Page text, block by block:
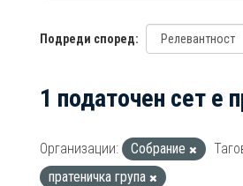
Подреди според
1 податочен сет е
Организации: Собрание
пратеничка група